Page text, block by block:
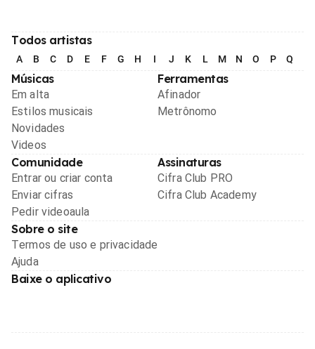
Todos artistas
A B C D E F G H I J K L M N O P Q
Músicas
Em alta
Estilos musicais
Novidades
Videos
Ferramentas
Afinador
Metrônomo
Comunidade
Entrar ou criar conta
Enviar cifras
Pedir videoaula
Assinaturas
Cifra Club PRO
Cifra Club Academy
Sobre o site
Termos de uso e privacidade
Ajuda
Baixe o aplicativo